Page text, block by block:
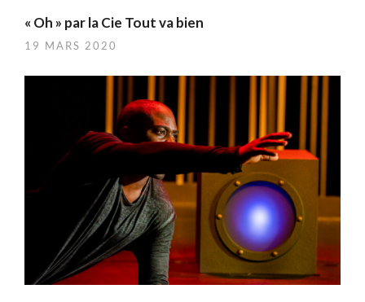
« Oh » par la Cie Tout va bien
19 MARS 2020